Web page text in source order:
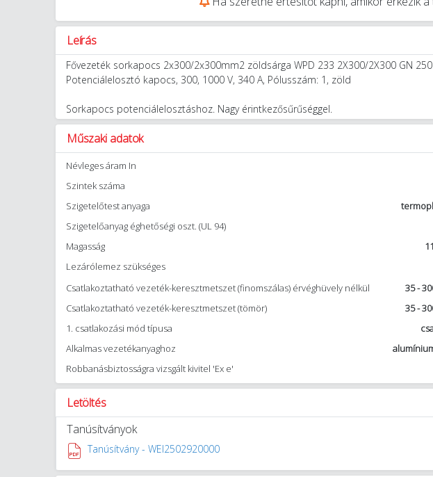
Leírás
Fővezeték sorkapocs 2x300/2x300mm2 zöldsárga WPD 233 2X300/2X300 GN
Potenciálelosztó kapocs, 300, 1000 V, 340 A, Pólusszám: 1, zöld
Sorkapocs potenciálelosztáshoz. Nagy érintkezősűrűséggel.
Műszaki adatok
Névleges áram In
Szintek száma
Szigetelőtest anyaga
Szigetelőanyag éghetőségi oszt. (UL 94)
Magasság
Lezárólemez szükséges
Csatlakoztatható vezeték-keresztmetszet (finomszálas) érvéghüvely nélkül
35 -
Csatlakoztatható vezeték-keresztmetszet (tömör)
35 -
1. csatlakozási mód típusa
Alkalmas vezetékanyaghoz
Robbanásbiztosságra vizsgált kivitel 'Ex e'
Letöltés
Tanúsítványok
Tanúsítvány - WEI2502920000